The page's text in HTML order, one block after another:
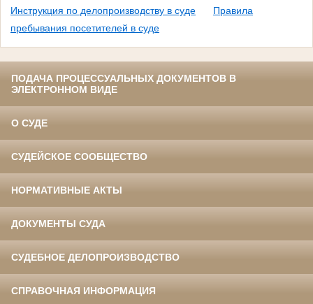
Инструкция по делопроизводству в суде
Правила
пребывания посетителей в суде
ПОДАЧА ПРОЦЕССУАЛЬНЫХ ДОКУМЕНТОВ В
ЭЛЕКТРОННОМ ВИДЕ
О СУДЕ
СУДЕЙСКОЕ СООБЩЕСТВО
НОРМАТИВНЫЕ АКТЫ
ДОКУМЕНТЫ СУДА
СУДЕБНОЕ ДЕЛОПРОИЗВОДСТВО
СПРАВОЧНАЯ ИНФОРМАЦИЯ